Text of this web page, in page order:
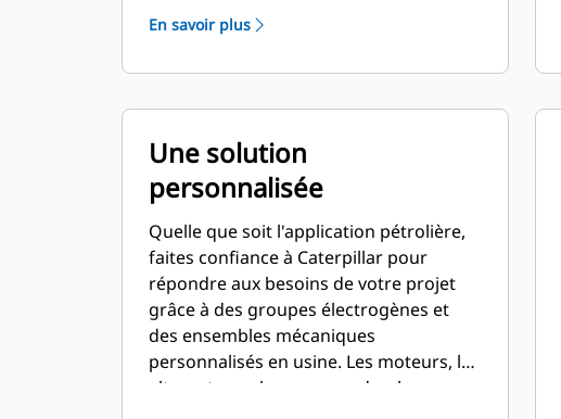
conditions des installations pétrolifères,
Long intervalle entre les révisions
générales éprouvé dans les applications
pétrolifères- Composants du moteur
conçus pour pouvoir être rénovés et
En savoir plus
Une solution
personnalisée
Quelle que soit l'application pétrolière,
faites confiance à Caterpillar pour
répondre aux besoins de votre projet
grâce à des groupes électrogènes et
des ensembles mécaniques
personnalisés en usine. Les moteurs, les
alternateurs, les commandes, les